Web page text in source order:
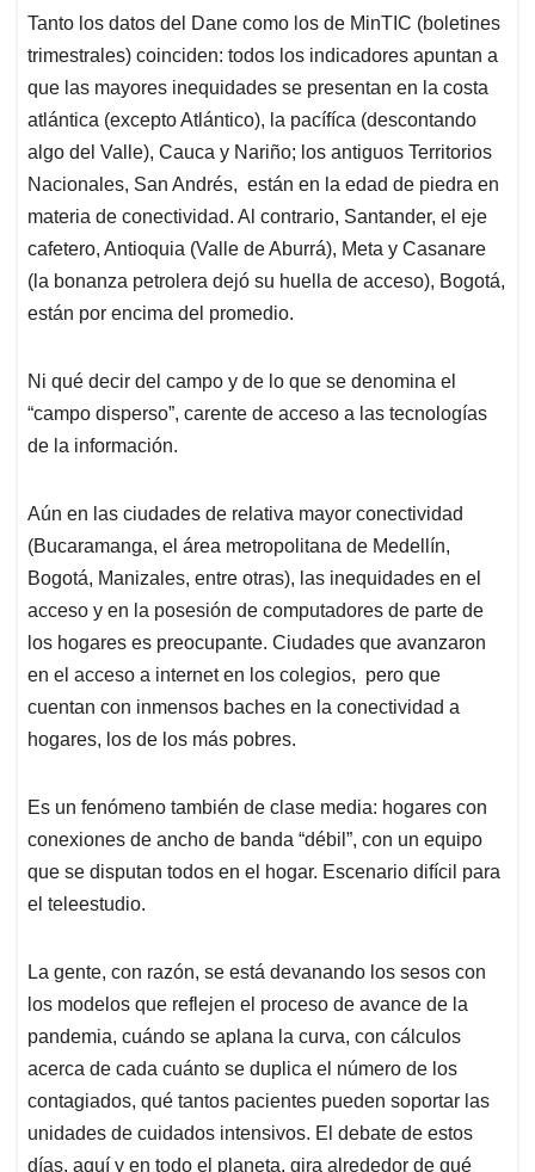
Tanto los datos del Dane como los de MinTIC (boletines
trimestrales) coinciden: todos los indicadores apuntan a
que las mayores inequidades se presentan en la costa
atlántica (excepto Atlántico), la pacífíca (descontando
algo del Valle), Cauca y Nariño; los antiguos Territorios
Nacionales, San Andrés, están en la edad de piedra en
materia de conectividad. Al contrario, Santander, el eje
cafetero, Antioquia (Valle de Aburrá), Meta y Casanare
(la bonanza petrolera dejó su huella de acceso), Bogotá,
están por encima del promedio.
Ni qué decir del campo y de lo que se denomina el
“campo disperso”, carente de acceso a las tecnologías
de la información.
Aún en las ciudades de relativa mayor conectividad
(Bucaramanga, el área metropolitana de Medellín,
Bogotá, Manizales, entre otras), las inequidades en el
acceso y en la posesión de computadores de parte de
los hogares es preocupante. Ciudades que avanzaron
en el acceso a internet en los colegios, pero que
cuentan con inmensos baches en la conectividad a
hogares, los de los más pobres.
Es un fenómeno también de clase media: hogares con
conexiones de ancho de banda “débil”, con un equipo
que se disputan todos en el hogar. Escenario difícil para
el teleestudio.
La gente, con razón, se está devanando los sesos con
los modelos que reflejen el proceso de avance de la
pandemia, cuándo se aplana la curva, con cálculos
acerca de cada cuánto se duplica el número de los
contagiados, qué tantos pacientes pueden soportar las
unidades de cuidados intensivos. El debate de estos
días, aquí y en todo el planeta, gira alrededor de qué